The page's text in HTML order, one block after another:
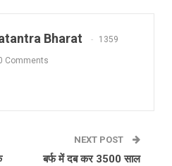
Bharat 1359
Comments
NEXT POST
बर्फ में दब कर 3500 साल